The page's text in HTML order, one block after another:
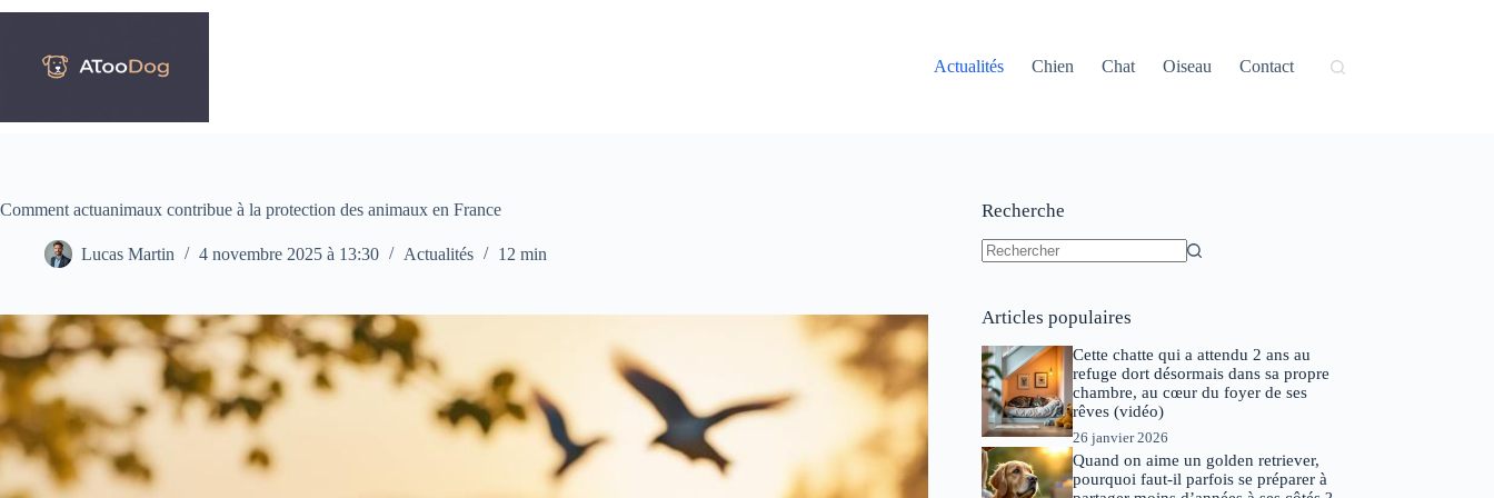
Passer
Actualités
Chien Chat Oiseau Contact
Comment actuanimaux contribue à la protection des animaux en France
Lucas Martin 4 novembre 2025 à 13:30 Actualités 12 min
Recherche
Articles populaires
Cette chatte qui a attendu 2 ans au
refuge dort désormais dans sa propre
chambre, au cœur du foyer de ses
rêves (vidéo)
26 janvier 2026
Quand on aime un golden retriever,
pourquoi faut-il parfois se préparer à